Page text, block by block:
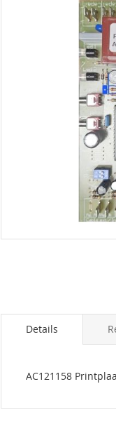
de
afbeeldingen-
Details
AC121158